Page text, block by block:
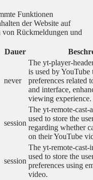
Funktionen
der Website auf
von Rückmeldungen und
Dauer
never
The yt-player-
is used by YouTube
preferences related
and interface,
viewing experience.
session
The yt-remote-cast-
used to store the
regarding whether
on their YouTube
session
The yt-remote-cast-
used to store the
preferences using
video.